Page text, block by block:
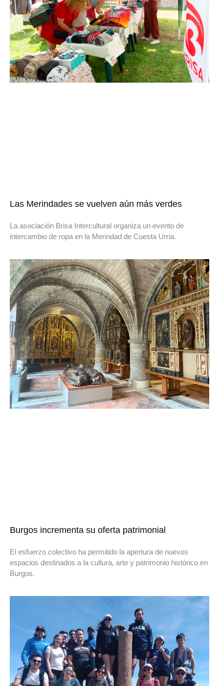
Las Merindades se vuelven aún más verdes
La asociación Brisa Intercultural organiza un evento de
intercambio de ropa en la Merindad de Cuesta Urria.
Burgos incrementa su oferta patrimonial
El esfuerzo colectivo ha permitido la apertura de nuevos
espacios destinados a la cultura, arte y patrimonio histórico en
Burgos.